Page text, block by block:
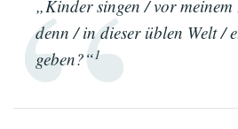
„Kinder singen / vor meinem
denn / in dieser üblen Welt /
geben?“1